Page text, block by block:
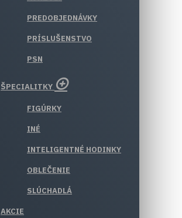
PREDOBJEDNÁVKY
PRÍSLUŠENSTVO
PSN
ŠPECIALITKY
FIGÚRKY
INÉ
INTELIGENTNÉ HODINKY
OBLEČENIE
SLÚCHADLÁ
AKCIE